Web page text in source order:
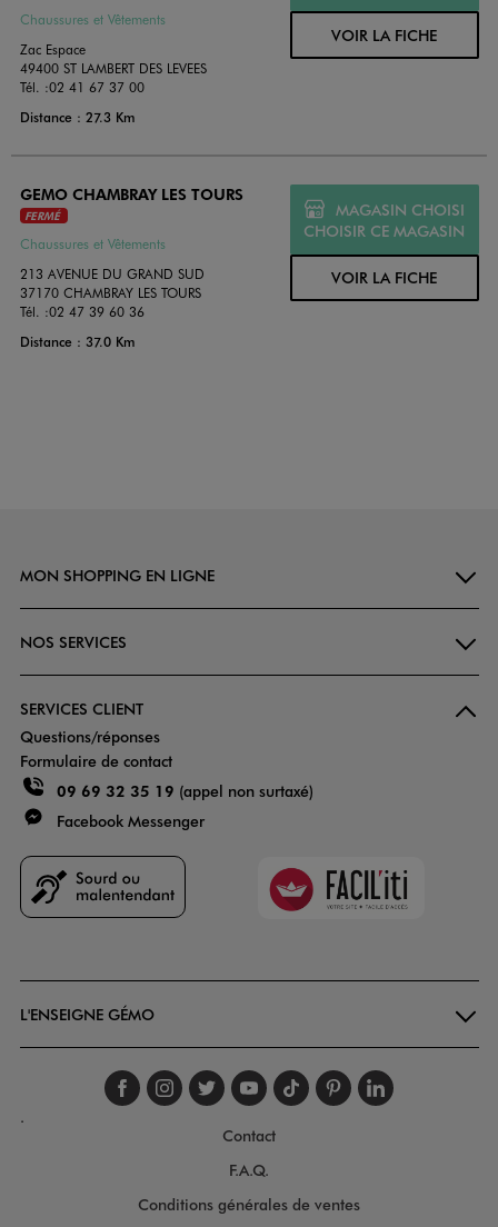
Chaussures et Vêtements
Zac Espace
49400 ST LAMBERT DES LEVEES
Tél. :02 41 67 37 00
Distance : 27.3 Km
VOIR LA FICHE
GEMO CHAMBRAY LES TOURS
FERMÉ
Chaussures et Vêtements
213 AVENUE DU GRAND SUD
37170 CHAMBRAY LES TOURS
Tél. :02 47 39 60 36
Distance : 37.0 Km
MAGASIN CHOISI
CHOISIR CE MAGASIN
VOIR LA FICHE
MON SHOPPING EN LIGNE
NOS SERVICES
SERVICES CLIENT
Questions/réponses
Formulaire de contact
09 69 32 35 19 (appel non surtaxé)
Facebook Messenger
Faciliti
L'ENSEIGNE GÉMO
Suivez-nous sur
Suivez-nous sur
Suivez-nous sur
Suivez-nous
Suivez-nous
Suivez-
.
Contact
F.A.Q.
Conditions générales de ventes